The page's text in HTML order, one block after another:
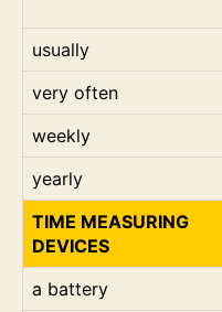
usually
very often
weekly
yearly
TIME MEASURING
DEVICES
a battery